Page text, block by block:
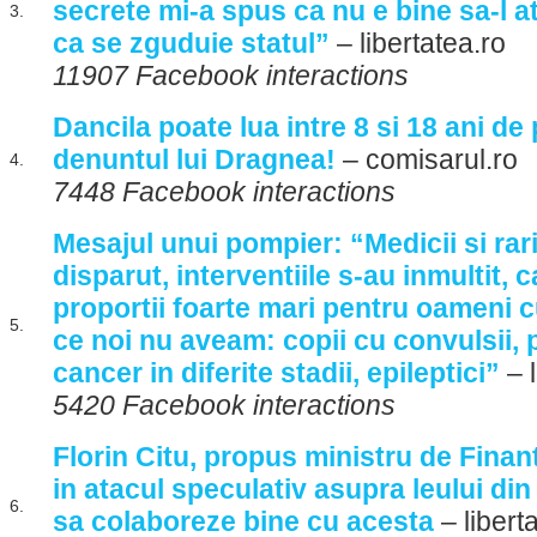
3.
secrete mi-a spus ca nu e bine sa-l
ca se zguduie statul” – libertatea.ro
11907 Facebook interactions
4.
Dancila poate lua intre 8 si 18 ani de
denuntul lui Dragnea! – comisarul.ro
7448 Facebook interactions
5.
Mesajul unui pompier: “Medicii si
disparut, interventiile s-au inmultit,
proportii foarte mari pentru oameni
ce noi nu aveam: copii cu convulsii,
cancer in diferite stadii, epileptici” –
5420 Facebook interactions
6.
Florin Citu, propus ministru de
in atacul speculativ asupra leului din
sa colaboreze bine cu acesta –